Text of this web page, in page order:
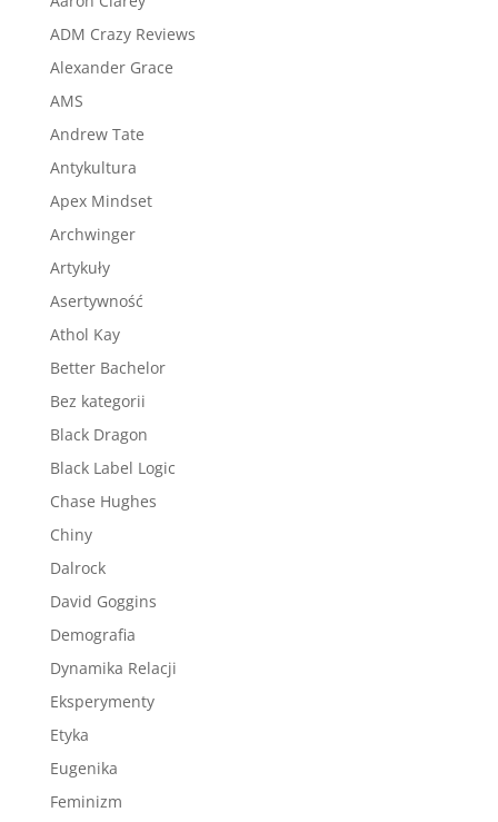
ADM Crazy Reviews
Alexander Grace
AMS
Andrew Tate
Antykultura
Apex Mindset
Archwinger
Artykuły
Asertywność
Athol Kay
Better Bachelor
Bez kategorii
Black Dragon
Black Label Logic
Chase Hughes
Chiny
Dalrock
David Goggins
Demografia
Dynamika Relacji
Eksperymenty
Etyka
Eugenika
Feminizm